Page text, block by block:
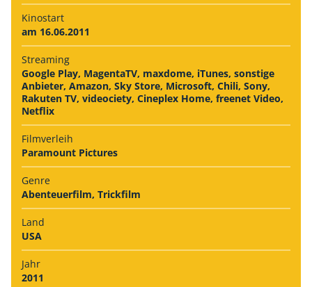
Kinostart
am 16.06.2011
Streaming
Google Play, MagentaTV, maxdome, iTunes, sonstige
Anbieter, Amazon, Sky Store, Microsoft, Chili, Sony,
Rakuten TV, videociety, Cineplex Home, freenet Video,
Netflix
Filmverleih
Paramount Pictures
Genre
Abenteuerfilm, Trickfilm
Land
USA
Jahr
2011